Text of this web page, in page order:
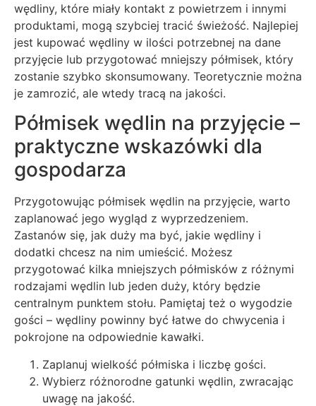
wędliny, które miały kontakt z powietrzem i innymi
produktami, mogą szybciej tracić świeżość. Najlepiej
jest kupować wędliny w ilości potrzebnej na dane
przyjęcie lub przygotować mniejszy półmisek, który
zostanie szybko skonsumowany. Teoretycznie można
je zamrozić, ale wtedy tracą na jakości.
Półmisek wędlin na przyjęcie –
praktyczne wskazówki dla
gospodarza
Przygotowując półmisek wędlin na przyjęcie, warto
zaplanować jego wygląd z wyprzedzeniem.
Zastanów się, jak duży ma być, jakie wędliny i
dodatki chcesz na nim umieścić. Możesz
przygotować kilka mniejszych półmisków z różnymi
rodzajami wędlin lub jeden duży, który będzie
centralnym punktem stołu. Pamiętaj też o wygodzie
gości – wędliny powinny być łatwe do chwycenia i
pokrojone na odpowiednie kawałki.
Zaplanuj wielkość półmiska i liczbę gości.
Wybierz różnorodne gatunki wędlin, zwracając
uwagę na jakość.